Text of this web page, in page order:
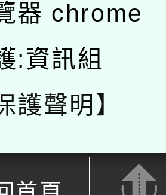
器 chrome
:資訊組
護聲明】